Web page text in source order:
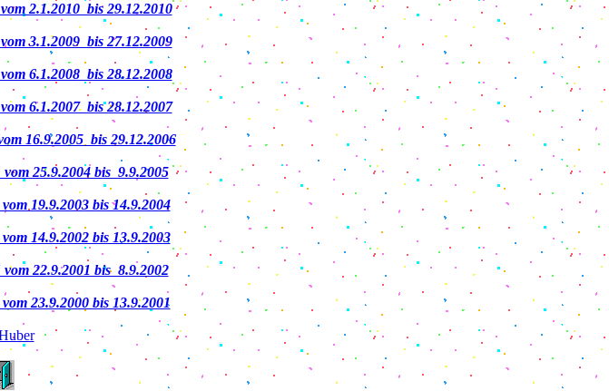
2.1.2010 bis 29.12.2010
3.1.2009 bis 27.12.2009
6.1.2008 bis 28.12.2008
6.1.2007 bis 28.12.2007
16.9.2005 bis 29.12.2006
25.9.2004 bis 9.9.2005
19.9.2003 bis 14.9.2004
14.9.2002 bis 13.9.2003
22.9.2001 bis 8.9.2002
23.9.2000 bis 13.9.2001